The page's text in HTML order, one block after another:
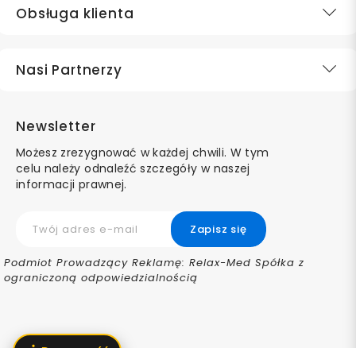
Obsługa klienta
Nasi Partnerzy
Newsletter
Możesz zrezygnować w każdej chwili. W tym
celu należy odnaleźć szczegóły w naszej
informacji prawnej.
Podmiot Prowadzący Reklamę: Relax-Med Spółka z
ograniczoną odpowiedzialnością